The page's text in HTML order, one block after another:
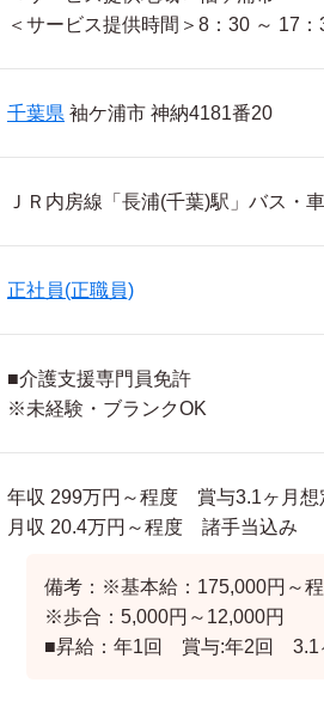
＜サービス提供時間＞8：30 ～ 17：
千葉県 袖ケ浦市 神納4181番20
ＪＲ内房線「長浦(千葉)駅」バス・
正社員(正職員)
■介護支援専門員免許
※未経験・ブランクOK
年収 299万円～程度 賞与3.1ヶ月想
月収 20.4万円～程度 諸手当込み
備考：※基本給：175,000円～
※歩合：5,000円～12,000円
■昇給：年1回 賞与:年2回 3.1